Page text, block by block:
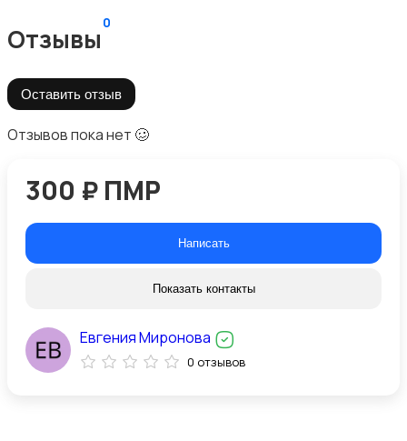
Отзывы
0
Оставить отзыв
Отзывов пока нет 🥴
300 ₽ ПМР
Написать
Показать контакты
Евгения Миронова
0 отзывов